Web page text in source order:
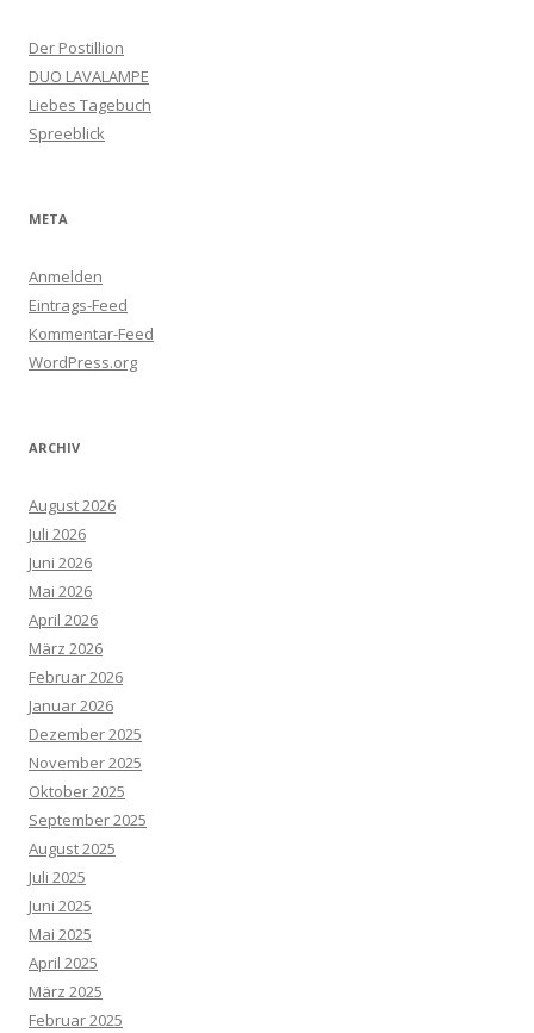
Der Postillion
DUO LAVALAMPE
Liebes Tagebuch
Spreeblick
META
Anmelden
Eintrags-Feed
Kommentar-Feed
WordPress.org
ARCHIV
August 2026
Juli 2026
Juni 2026
Mai 2026
April 2026
März 2026
Februar 2026
Januar 2026
Dezember 2025
November 2025
Oktober 2025
September 2025
August 2025
Juli 2025
Juni 2025
Mai 2025
April 2025
März 2025
Februar 2025